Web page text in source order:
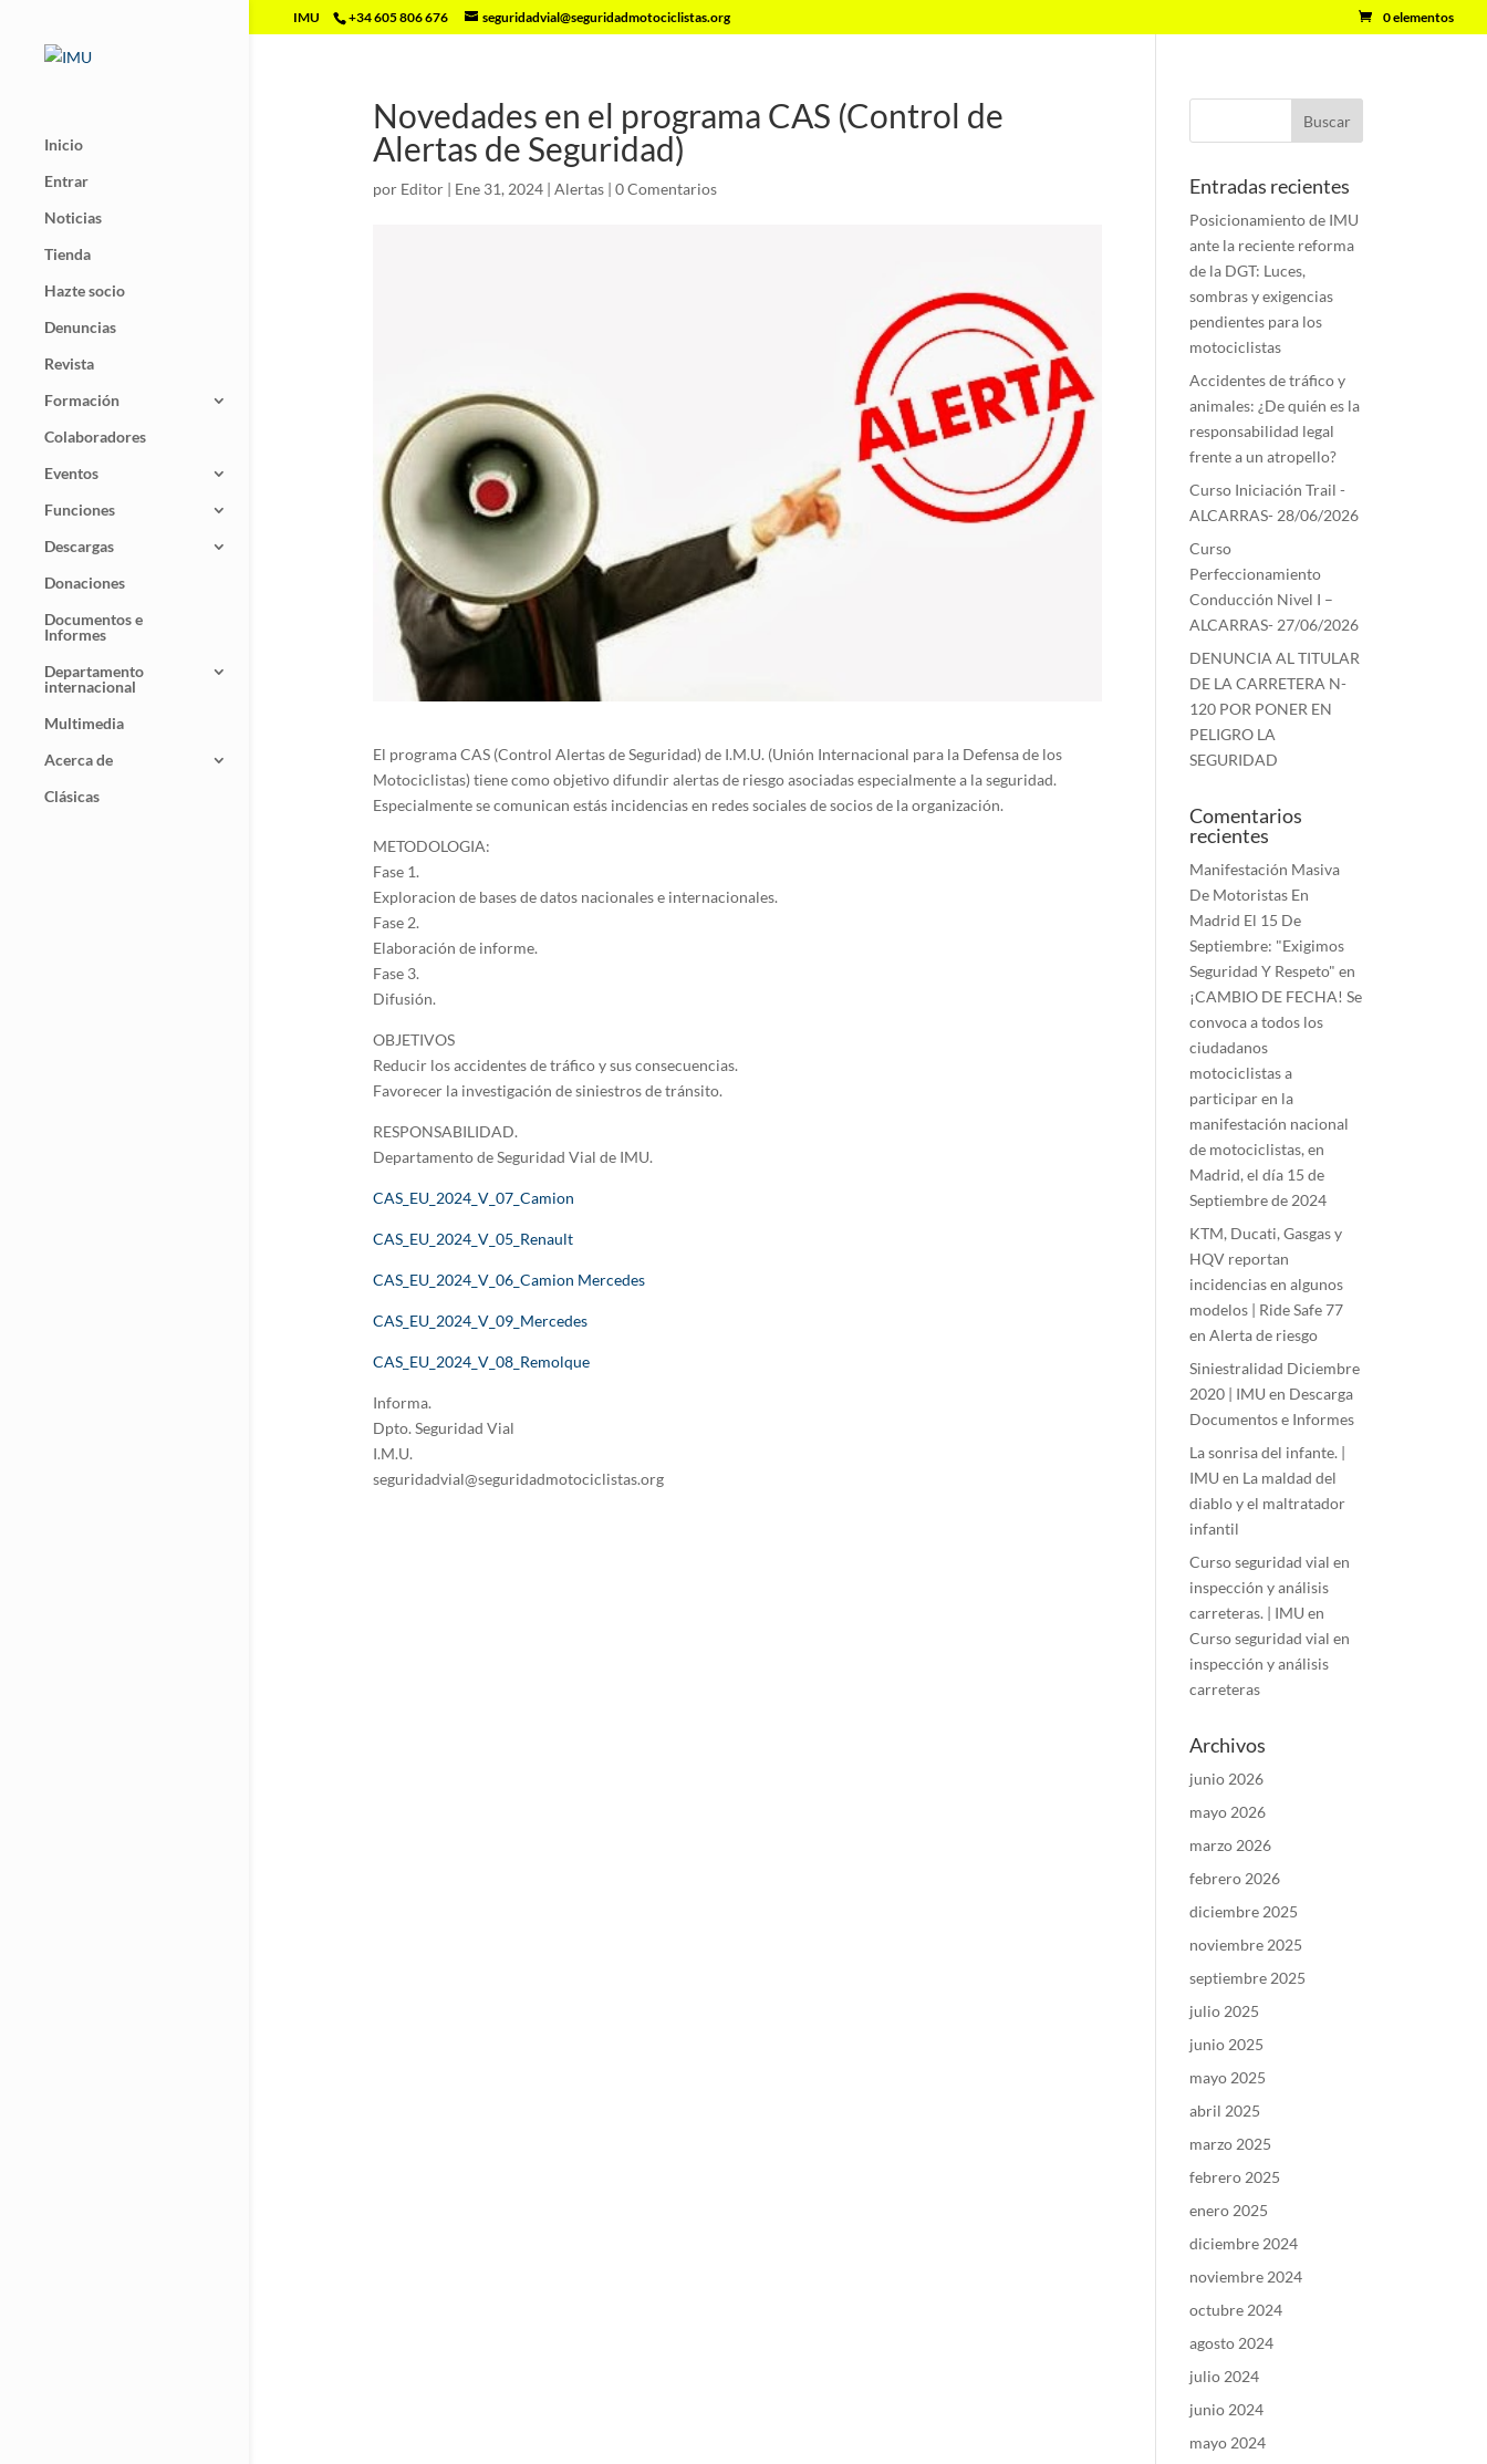
IMU +34 605 806 676 seguridadvial@seguridadmotociclistas.org 0 elementos
Inicio
Entrar
Noticias
Tienda
Hazte socio
Denuncias
Revista
Formación
Colaboradores
Eventos
Funciones
Descargas
Donaciones
Documentos e
Informes
Departamento
internacional
Multimedia
Acerca de
Clásicas
Novedades en el programa CAS (Control de
Alertas de Seguridad)
por Editor| Ene 31, 2024| Alertas| 0 Comentarios
El programa CAS (Control Alertas de Seguridad) de I.M.U. (Unión Internacional para la Defensa de los
Motociclistas) tiene como objetivo difundir alertas de riesgo asociadas especialmente a la seguridad.
Especialmente se comunican estás incidencias en redes sociales de socios de la organización.
METODOLOGIA:
Fase 1.
Exploracion de bases de datos nacionales e internacionales.
Fase 2.
Elaboración de informe.
Fase 3.
Difusión.
OBJETIVOS
Reducir los accidentes de tráfico y sus consecuencias.
Favorecer la investigación de siniestros de tránsito.
RESPONSABILIDAD.
Departamento de Seguridad Vial de IMU.
CAS_EU_2024_V_07_Camion
CAS_EU_2024_V_05_Renault
CAS_EU_2024_V_06_Camion Mercedes
CAS_EU_2024_V_09_Mercedes
CAS_EU_2024_V_08_Remolque
Informa.
Dpto. Seguridad Vial
I.M.U.
seguridadvial@seguridadmotociclistas.org
Entradas recientes
Posicionamiento de IMU
ante la reciente reforma
de la DGT: Luces,
sombras y exigencias
pendientes para los
motociclistas
Accidentes de tráfico y
animales: ¿De quién es la
responsabilidad legal
frente a un atropello?
Curso Iniciación Trail -
ALCARRAS- 28/06/2026
Curso
Perfeccionamiento
Conducción Nivel I –
ALCARRAS- 27/06/2026
DENUNCIA AL TITULAR
DE LA CARRETERA N-
120 POR PONER EN
PELIGRO LA
SEGURIDAD
Comentarios
recientes
Manifestación Masiva
De Motoristas En
Madrid El 15 De
Septiembre: "Exigimos
Seguridad Y Respeto" en
¡CAMBIO DE FECHA! Se
convoca a todos los
ciudadanos
motociclistas a
participar en la
manifestación nacional
de motociclistas, en
Madrid, el día 15 de
Septiembre de 2024
KTM, Ducati, Gasgas y
HQV reportan
incidencias en algunos
modelos | Ride Safe 77
enAlerta de riesgo
Siniestralidad Diciembre
2020 | IMU en Descarga
Documentos e Informes
La sonrisa del infante. |
IMU en La maldad del
diablo y el maltratador
infantil
Curso seguridad vial en
inspección y análisis
carreteras. | IMU en
Curso seguridad vial en
inspección y análisis
carreteras
Archivos
junio 2026
mayo 2026
marzo 2026
febrero 2026
diciembre 2025
noviembre 2025
septiembre 2025
julio 2025
junio 2025
mayo 2025
abril 2025
marzo 2025
febrero 2025
enero 2025
diciembre 2024
noviembre 2024
octubre 2024
agosto 2024
julio 2024
junio 2024
mayo 2024